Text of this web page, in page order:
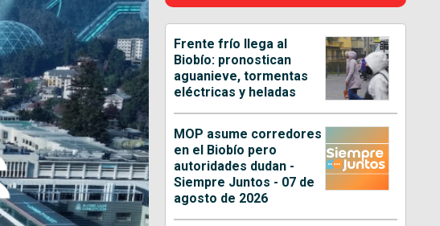
Frente frío llega al
Biobío: pronostican
aguanieve, tormentas
eléctricas y heladas
MOP asume corredores
en el Biobío pero
autoridades dudan -
Siempre Juntos - 07 de
agosto de 2026